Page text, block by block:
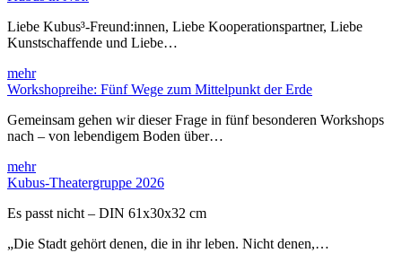
Liebe Kubus³-Freund:innen, Liebe Kooperationspartner, Liebe
Kunstschaffende und Liebe…
mehr
Workshopreihe: Fünf Wege zum Mittelpunkt der Erde
Gemeinsam gehen wir dieser Frage in fünf besonderen Workshops
nach – von lebendigem Boden über…
mehr
Kubus-Theatergruppe 2026
Es passt nicht – DIN 61x30x32 cm
„Die Stadt gehört denen, die in ihr leben. Nicht denen,…